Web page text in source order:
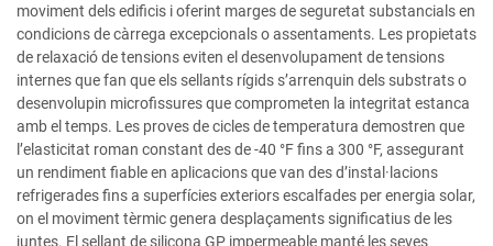
moviment dels edificis i oferint marges de seguretat substancials en
condicions de càrrega excepcionals o assentaments. Les propietats
de relaxació de tensions eviten el desenvolupament de tensions
internes que fan que els sellants rígids s’arrenquin dels substrats o
desenvolupin microfissures que comprometen la integritat estanca
amb el temps. Les proves de cicles de temperatura demostren que
l’elasticitat roman constant des de -40 °F fins a 300 °F, assegurant
un rendiment fiable en aplicacions que van des d’instal·lacions
refrigerades fins a superfícies exteriors escalfades per energia solar,
on el moviment tèrmic genera desplaçaments significatius de les
juntes. El sellant de silicona GP impermeable manté les seves